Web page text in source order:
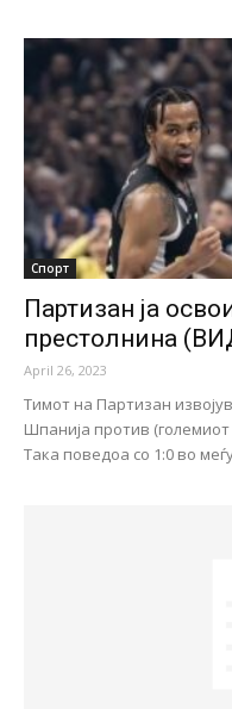
Спорт
Партизан ја
престолнина
April 26, 2023
Тимот на Партизан
Шпанија против
Така поведоа со 1:0 во